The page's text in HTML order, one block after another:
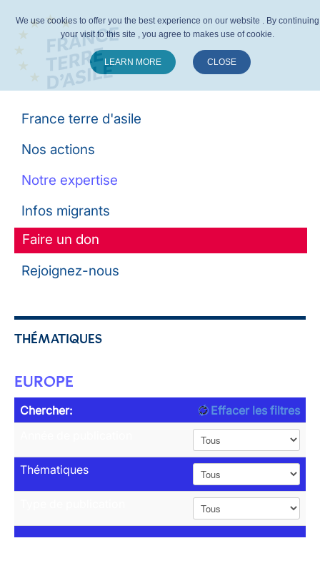
France terre d'asile
Nos actions
Notre expertise
Infos migrants
Faire un don
Rejoignez-nous
THÉMATIQUES
EUROPE
Chercher:
Effacer les filtres
Thématiques
We use cookies to offer you the best experience on our website . By continuing
your visit to this site , you agree to makes use of cookie.
LEARN MORE CLOSE